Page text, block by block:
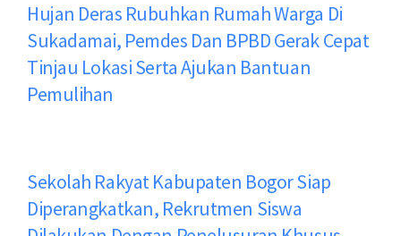
Hujan Deras Rubuhkan Rumah Warga Di
Sukadamai, Pemdes Dan BPBD Gerak Cepat
Tinjau Lokasi Serta Ajukan Bantuan
Pemulihan
Sekolah Rakyat Kabupaten Bogor Siap
Diperangkatkan, Rekrutmen Siswa